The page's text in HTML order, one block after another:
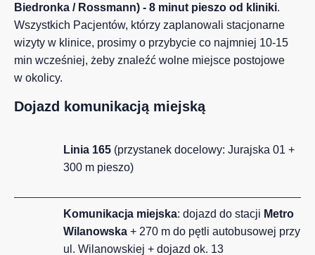
Biedronka / Rossmann) - 8 minut pieszo od kliniki.
Wszystkich Pacjentów, którzy zaplanowali stacjonarne
wizyty w klinice, prosimy o przybycie co najmniej 10-15
min wcześniej, żeby znaleźć wolne miejsce postojowe
w okolicy.
Dojazd komunikacją miejską
Linia 165 (przystanek docelowy: Jurajska 01 +
300 m pieszo)
Komunikacja miejska: dojazd do stacji Metro
Wilanowska + 270 m do pętli autobusowej przy
ul. Wilanowskiej + dojazd ok. 13